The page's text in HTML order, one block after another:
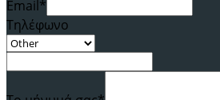
Email*
Τηλέφωνο